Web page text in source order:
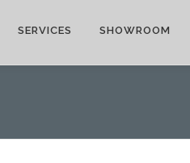
SERVICES SHOWROOM